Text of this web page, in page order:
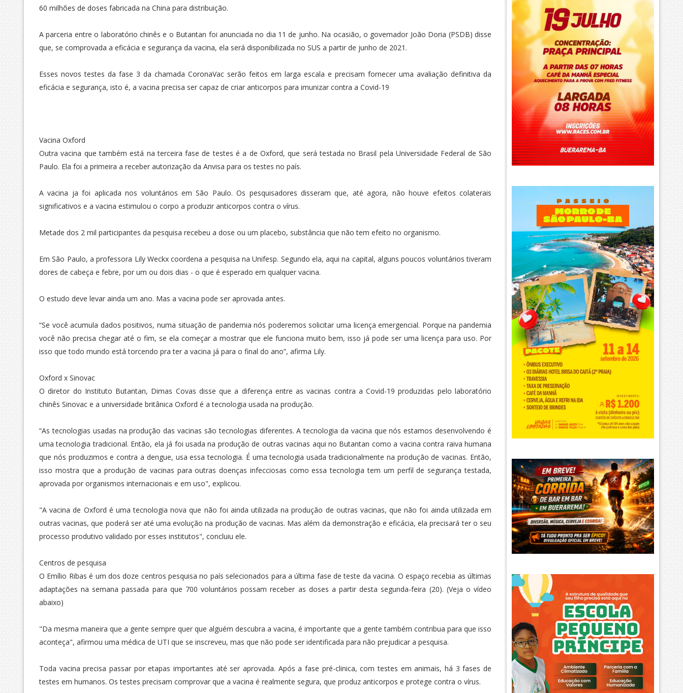
60 milhões de doses fabricada na China para distribuição.
A parceria entre o laboratório chinês e o Butantan foi anunciada no dia 11 de junho. Na ocasião, o governador João Doria (PSDB) disse
que, se comprovada a eficácia e segurança da vacina, ela será disponibilizada no SUS a partir de junho de 2021.
Esses novos testes da fase 3 da chamada CoronaVac serão feitos em larga escala e precisam fornecer uma avaliação definitiva da
eficácia e segurança, isto é, a vacina precisa ser capaz de criar anticorpos para imunizar contra a Covid-19
Vacina Oxford
Outra vacina que também está na terceira fase de testes é a de Oxford, que será testada no Brasil pela Universidade Federal de São
Paulo. Ela foi a primeira a receber autorização da Anvisa para os testes no país.
A vacina ja foi aplicada nos voluntários em São Paulo. Os pesquisadores disseram que, até agora, não houve efeitos colaterais
significativos e a vacina estimulou o corpo a produzir anticorpos contra o vírus.
Metade dos 2 mil participantes da pesquisa recebeu a dose ou um placebo, substância que não tem efeito no organismo.
Em São Paulo, a professora Lily Weckx coordena a pesquisa na Unifesp. Segundo ela, aqui na capital, alguns poucos voluntários tiveram
dores de cabeça e febre, por um ou dois dias - o que é esperado em qualquer vacina.
O estudo deve levar ainda um ano. Mas a vacina pode ser aprovada antes.
“Se você acumula dados positivos, numa situação de pandemia nós poderemos solicitar uma licença emergencial. Porque na pandemia
você não precisa chegar até o fim, se ela começar a mostrar que ele funciona muito bem, isso já pode ser uma licença para uso. Por
isso que todo mundo está torcendo pra ter a vacina já para o final do ano”, afirma Lily.
Oxford x Sinovac
O diretor do Instituto Butantan, Dimas Covas disse que a diferença entre as vacinas contra a Covid-19 produzidas pelo laboratório
chinês Sinovac e a universidade britânica Oxford é a tecnologia usada na produção.
“As tecnologias usadas na produção das vacinas são tecnologias diferentes. A tecnologia da vacina que nós estamos desenvolvendo é
uma tecnologia tradicional. Então, ela já foi usada na produção de outras vacinas aqui no Butantan como a vacina contra raiva humana
que nós produzimos e contra a dengue, usa essa tecnologia. É uma tecnologia usada tradicionalmente na produção de vacinas. Então,
isso mostra que a produção de vacinas para outras doenças infecciosas como essa tecnologia tem um perfil de segurança testada,
aprovada por organismos internacionais e em uso", explicou.
"A vacina de Oxford é uma tecnologia nova que não foi ainda utilizada na produção de outras vacinas, que não foi ainda utilizada em
outras vacinas, que poderá ser até uma evolução na produção de vacinas. Mas além da demonstração e eficácia, ela precisará ter o seu
processo produtivo validado por esses institutos", concluiu ele.
Centros de pesquisa
O Emílio Ribas é um dos doze centros pesquisa no país selecionados para a última fase de teste da vacina. O espaço recebia as últimas
adaptações na semana passada para que 700 voluntários possam receber as doses a partir desta segunda-feira (20). (Veja o vídeo
abaixo)
"Da mesma maneira que a gente sempre quer que alguém descubra a vacina, é importante que a gente também contribua para que isso
aconteça", afirmou uma médica de UTI que se inscreveu, mas que não pode ser identificada para não prejudicar a pesquisa.
Toda vacina precisa passar por etapas importantes até ser aprovada. Após a fase pré-clinica, com testes em animais, há 3 fases de
testes em humanos. Os testes precisam comprovar que a vacina é realmente segura, que produz anticorpos e protege contra o vírus.